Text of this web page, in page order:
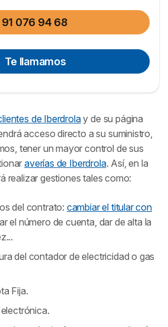
91 076 94 68
Te llamamos
de Iberdrolay de su página
acceso directo a su suministro,
tener un mayor control de sus
averías de Iberdrola. Así, en la
realizar gestiones tales como:
del contrato: cambiar el titular con
el número de cuenta, dar de alta la
del contador de electricidad o gas
Fija.